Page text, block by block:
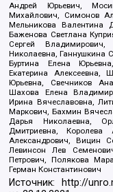
Андрей Юрьевич,
Михайлович, Симонов
Мельникова Валентина
Баженова Светлана
Сергей
Николаевна, Ганнушкина
Буртина Елена
Екатерина Алексеевна,
Юрьевна, Свечников
Шахова Елена
Ирина Вячеславовна,
Маркович, Бахмин
Дарья Николаевна,
Дмитриевна, Королева
Александрович, Вицин
Левинсон Лев
Петрович, Полякова
Герман Константинович
Источник: http://